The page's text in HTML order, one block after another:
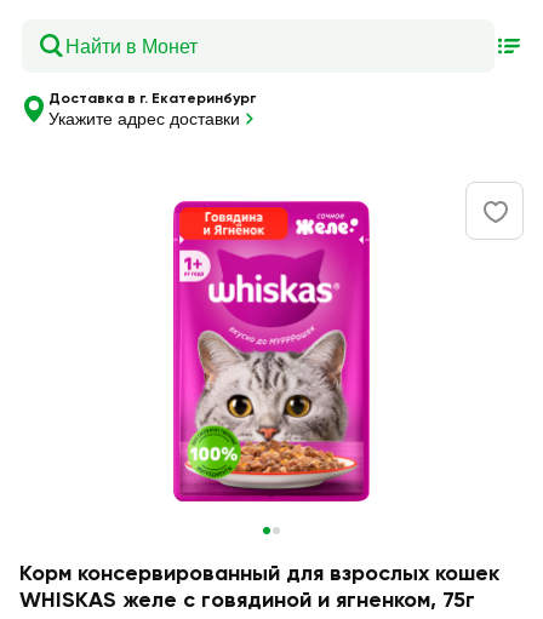
Доставка в г. Екатеринбург
Укажите адрес доставки
Корм консервированный для взрослых кошек
WHISKAS желе с говядиной и ягненком, 75г